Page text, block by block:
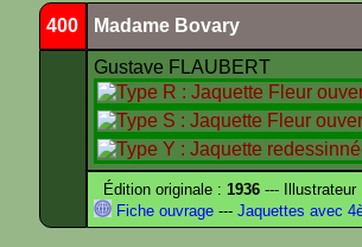
400 Madame Bovary
Gustave FLAUBERT
Édition originale :1936 --- Illustrateur
Fiche ouvrage --- Jaquettes avec